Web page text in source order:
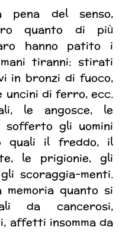
pena del senso,
quanto di più
hanno patito i
tiranni: stirati
in bronzi di fuoco,
di ferro, ecc.
le angosce, le
sofferto gli uomini
quali il freddo, il
le prigionie, gli
scoraggia-menti.
memoria quanto si
da cancerosi,
affetti insomma da